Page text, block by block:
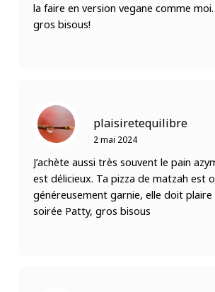
la faire en version vegane comme
gros bisous!
plaisiretequilibre
2 mai 2024
J’achète aussi très souvent le pain
est délicieux. Ta pizza de matzah est
généreusement garnie, elle doit plaire
soirée Patty, gros bisous